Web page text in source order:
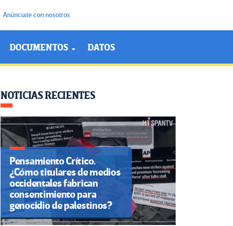
Anúnciate con nosotros
DOCUMENTOS DATOS
NOTICIAS RECIENTES
Pensamiento Crítico.
¿Cómo titulares de medios
occidentales fabrican
consentimiento para
genocidio de palestinos?